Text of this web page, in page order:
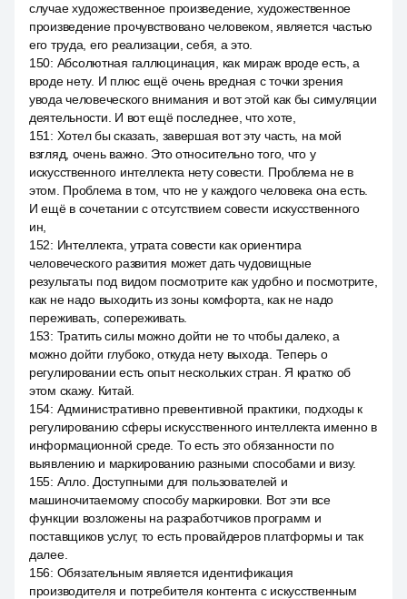
случае художественное произведение, художественное
произведение прочувствовано человеком, является частью
его труда, его реализации, себя, а это.
150: Абсолютная галлюцинация, как мираж вроде есть, а
вроде нету. И плюс ещё очень вредная с точки зрения
увода человеческого внимания и вот этой как бы симуляции
деятельности. И вот ещё последнее, что хоте,
151 : Хотел бы сказать, завершая вот эту часть, на мой
взгляд, очень важно. Это относительно того, что у
искусственного интеллекта нету совести. Проблема не в
этом. Проблема в том, что не у каждого человека она есть.
И ещё в сочетании с отсутствием совести искусственного
ин,
152: Интеллекта, утрата совести как ориентира
человеческого развития может дать чудовищные
результаты под видом посмотрите как удобно и посмотрите,
как не надо выходить из зоны комфорта, как не надо
переживать, сопереживать.
153: Тратить силы можно дойти не то чтобы далеко, а
можно дойти глубоко, откуда нету выхода. Теперь о
регулировании есть опыт нескольких стран. Я кратко об
этом скажу. Китай.
154: Административно превентивной практики, подходы к
регулированию сферы искусственного интеллекта именно в
информационной среде. То есть это обязанности по
выявлению и маркированию разными способами и визу.
155: Алло. Доступными для пользователей и
машиночитаемому способу маркировки. Вот эти все
функции возложены на разработчиков программ и
поставщиков услуг, то есть провайдеров платформы и так
далее.
156: Обязательным является идентификация
производителя и потребителя контента с искусственным